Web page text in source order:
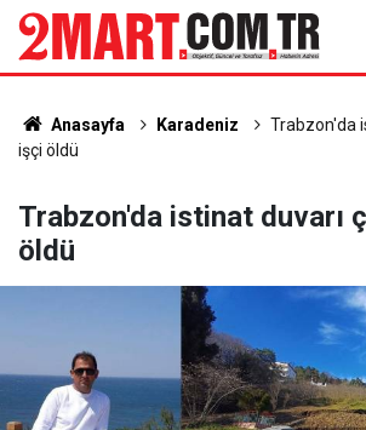
Anasayfa Karadeniz
Trabzon'da
işçi öldü
Trabzon'da istinat duvarı
öldü